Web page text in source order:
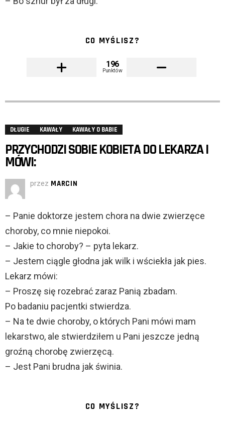
CO MYŚLISZ?
196
Punktów
DŁUGIE KAWAŁY KAWAŁY O BABIE
PRZYCHODZI SOBIE KOBIETA DO LEKARZA I
MÓWI:
przez MARCIN
– Panie doktorze jestem chora na dwie zwierzęce
choroby, co mnie niepokoi.
– Jakie to choroby? – pyta lekarz.
– Jestem ciągle głodna jak wilk i wściekła jak pies.
Lekarz mówi:
– Proszę się rozebrać zaraz Panią zbadam.
Po badaniu pacjentki stwierdza.
– Na te dwie choroby, o których Pani mówi mam
lekarstwo, ale stwierdziłem u Pani jeszcze jedną
groźną chorobę zwierzęcą.
– Jest Pani brudna jak świnia.
CO MYŚLISZ?